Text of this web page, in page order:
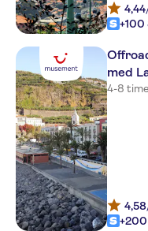
Raga
Melia Madeira
Sentido Galomar
Quinta Splendida
Botanical Garden
Quinta Penha
Ocean Gardens
Pestana Vila
4,44
+100
med
4-8
4,58
+200